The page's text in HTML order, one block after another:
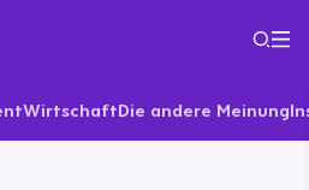
WirtschaftDie andere Meinung